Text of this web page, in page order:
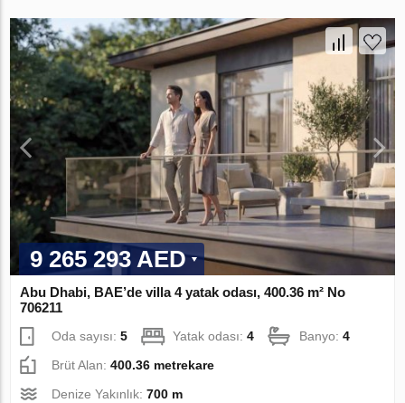
9 265 293 AED
Abu Dhabi, BAE’de villa 4 yatak odası, 400.36 m² No
706211
Oda sayısı:5 Yatak odası:4 Banyo:4
Brüt Alan:400.36 metrekare
Denize Yakınlık:700 m